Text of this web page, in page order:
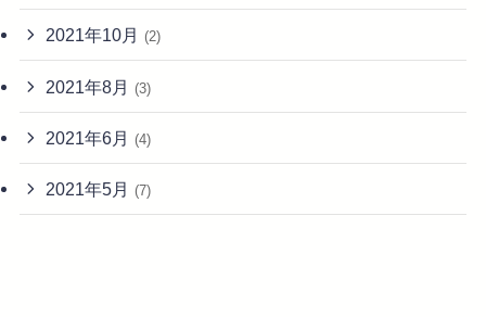
2021年10月 (2)
2021年8月 (3)
2021年6月 (4)
2021年5月 (7)